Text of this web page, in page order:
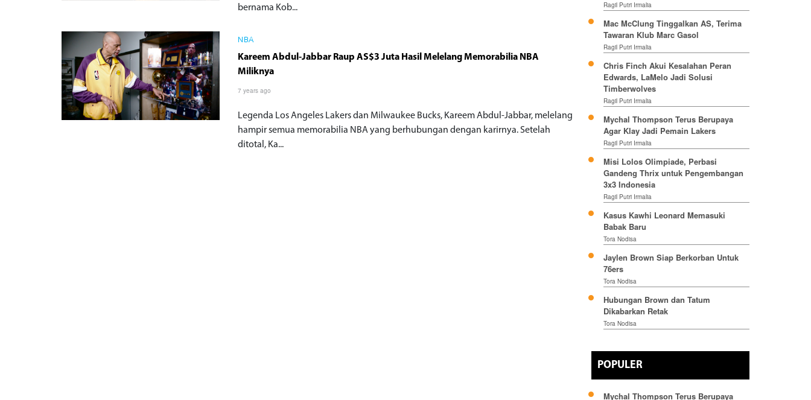
bernama Kob...
NBA
Kareem Abdul-Jabbar Raup AS$3 Juta Hasil Melelang Memorabilia NBA
Miliknya
7 years ago
Legenda Los Angeles Lakers dan Milwaukee Bucks, Kareem Abdul-Jabbar, melelang
hampir semua memorabilia NBA yang berhubungan dengan karirnya. Setelah
ditotal, Ka...
Ragil Putri Irmalia
Mac McClung Tinggalkan AS, Terima
Tawaran Klub Marc Gasol
Ragil Putri Irmalia
Chris Finch Akui Kesalahan Peran
Edwards, LaMelo Jadi Solusi
Timberwolves
Ragil Putri Irmalia
Mychal Thompson Terus Berupaya
Agar Klay Jadi Pemain Lakers
Ragil Putri Irmalia
Misi Lolos Olimpiade, Perbasi
Gandeng Thrix untuk Pengembangan
3x3 Indonesia
Ragil Putri Irmalia
Kasus Kawhi Leonard Memasuki
Babak Baru
Tora Nodisa
Jaylen Brown Siap Berkorban Untuk
76ers
Tora Nodisa
Hubungan Brown dan Tatum
Dikabarkan Retak
Tora Nodisa
POPULER
Mychal Thompson Terus Berupaya